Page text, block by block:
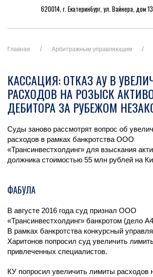
620014, г. Екатеринбург, ул. Вайнера, дом
Главная Арбитражным управляющим
КАССАЦИЯ: ОТКАЗ АУ В
РАСХОДОВ НА РОЗЫСК
ДЕБИТОРА ЗА РУБЕЖОМ
Суды заново рассмотрят вопрос об
расходов в рамках банкротства ООО
«Трансинвестхолдинг» для взыскания
должника стоимостью 55 млн рублей на
ФАБУЛА
В августе 2016 года суд признал ООО
«Трансинвестхолдинг» банкротом (дело
В рамках банкротства конкурсный
Харитонов попросил суд увеличить
привлеченных специалистов.
КУ попросил увеличить лимиты расходов